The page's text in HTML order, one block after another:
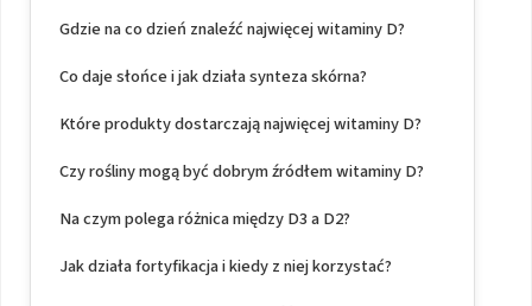
Gdzie na co dzień znaleźć najwięcej witaminy D?
Co daje słońce i jak działa synteza skórna?
Które produkty dostarczają najwięcej witaminy D?
Czy rośliny mogą być dobrym źródłem witaminy D?
Na czym polega różnica między D3 a D2?
Jak działa fortyfikacja i kiedy z niej korzystać?